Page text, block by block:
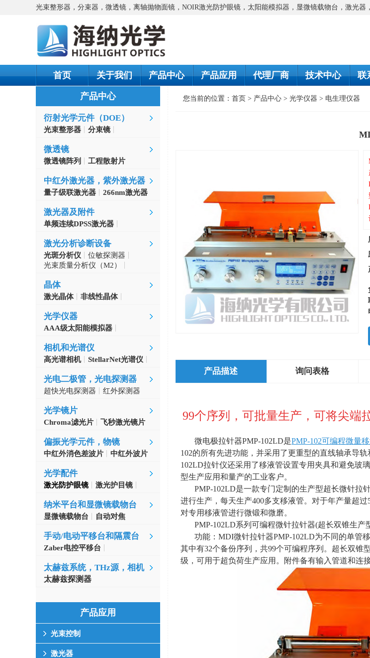
光束整形器，分束器，微透镜，离轴抛物面镜，NOIR激光防护眼镜，太阳能模拟器，显微镜载物台，激光器
首页 关于我们 产品中心 产品应用 代理厂商 技术中心 联
产品中心
衍射光学元件（DOE）
光束整形器
分束镜
微透镜
微透镜阵列 工程散射片
中红外激光器，紫外激光器
量子级联激光器 266nm激光器
激光器及附件
单频连续DPSS激光器
激光分析诊断设备
光斑分析仪
位敏探测器
自准直仪
光束质量分析仪（M2）
晶体
激光晶体
非线性晶体
光学仪器
AAA级太阳能模拟器
相机和光谱仪
高光谱相机 StellarNet光谱仪
光电二极管，光电探测器
超快光电探测器 红外探测器
光学镜片
Chroma滤光片 飞秒激光镜片
偏振光学元件，物镜
中红外消色差波片 中红外波片
光学配件
激光防护眼镜 激光护目镜
纳米平台和显微镜载物台
显微镜载物台 自动对焦
手动/电动平移台和隔震台
Zaber电控平移台
太赫兹系统，THz源，相机
太赫兹探测器
产品应用
光束控制
激光器
您当前的位置： 首页 > 产品中心 > 光学仪器 > 电生理仪器
产品描述 询问表格
99个序列，可批量生产，可将尖端
微电极拉针器PMP-102LD是PMP-102可编程微量
102的所有先进功能，并采用了更重型的直线轴承导
102LD拉针仪还采用了移液管设置专用夹具和避免玻
型生产应用和量产的工业客户。
PMP-102LD是一款专门定制的生产型超长微针拉
进行生产，每天生产400多支移液管。对于年产量超过
对专用移液管进行微锻和微磨。
PMP-102LD系列可编程微针拉针器(超长双锥生产
功能： MDI微针拉针器PMP-102LD为不同的单管
其中有32个备份序列，共99个可编程序列。超长双锥
级，可用于超负荷生产应用。附件备有输入管道和连